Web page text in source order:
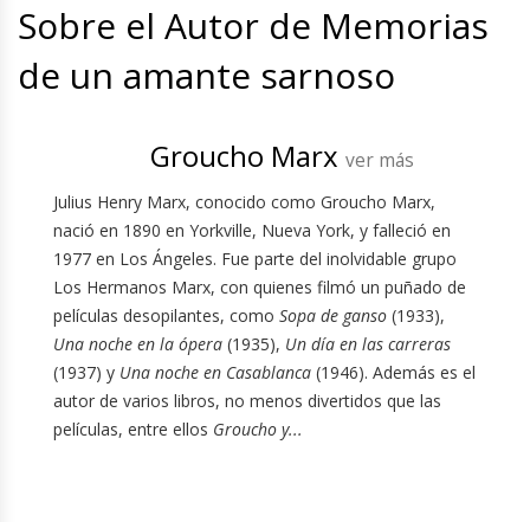
Sobre el Autor de Memorias
de un amante sarnoso
Groucho Marx ver más
Julius Henry Marx, conocido como Groucho Marx,
nació en 1890 en Yorkville, Nueva York, y falleció en
1977 en Los Ángeles. Fue parte del inolvidable grupo
Los Hermanos Marx, con quienes filmó un puñado de
películas desopilantes, como Sopa de ganso (1933),
Una noche en la ópera (1935), Un día en las carreras
(1937) y Una noche en Casablanca (1946). Además es el
autor de varios libros, no menos divertidos que las
películas, entre ellos Groucho y...